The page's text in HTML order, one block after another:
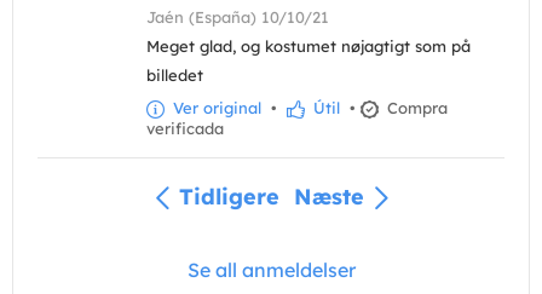
Jaén (España) 10/10/21
Meget glad, og kostumet nøjagtigt som på
billedet
Ver original • Útil •
Compra
verificada
Tidligere Næste
Se all anmeldelser